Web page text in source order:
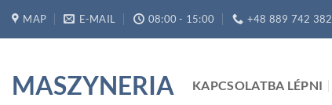
MAP E-MAIL 08:00 - 15:00 +48 889 742 382
MASZYNERIA KAPCSOLATBA LÉPNI